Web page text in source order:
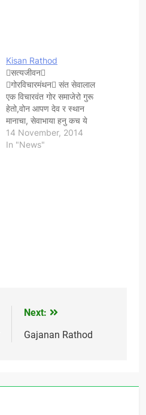
Kisan Rathod
सत्यजीवन
गोरविचारमंथन संत सेवालाल
एक विचारवंत गोर समाजेरो गुरू
हेतो,वोन आपण देव र स्थान
मानाचा, सेवाभाया हनु कच ये
समाजेम जे भोंदु बाबा छ, उनुन
भजो पुजो मत हनु केमलेच. म तो
14 November, 2014
In "News"
Next:
Gajanan Rathod